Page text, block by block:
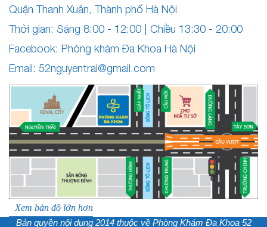
Quận Thanh Xuân, Thành phố Hà Nội
Thời gian: Sáng 8:00 - 12:00 | Chiều 13:30 - 20:00
Facebook: Phòng khám Đa Khoa Hà Nội
Email: 52nguyentrai@gmail.com
Xem bản đồ lớn hơn
Bản quyền nội dung 2014 thuộc về Phòng Khám Đa Khoa 52